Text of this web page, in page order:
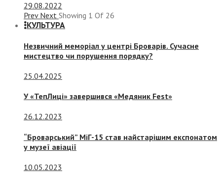
29.08.2022
Prev Next Showing 1 Of 26
КУЛЬТУРА
Незвичний меморіал у центрі Броварів. Сучасне
мистецтво чи порушення порядку?
25.04.2025
У «ТепЛиці» завершився «Медяник Fest»
26.12.2023
“Броварський” МіГ-15 став найстарішим експонатом
у музеї авіації
10.05.2023